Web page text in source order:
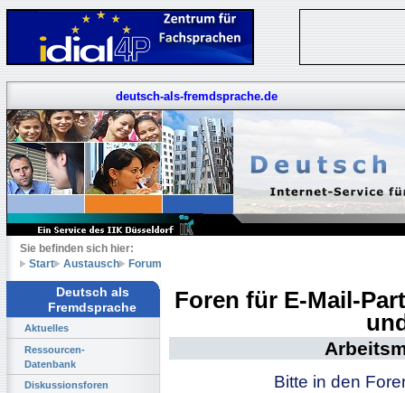
deutsch-als-fremdsprache.de
Sie befinden sich hier:
Start
Austausch Forum
Deutsch als
Fremdsprache
Aktuelles
Ressourcen-
Datenbank
Diskussionsforen
Foren für E-Mail-
Bitte in den